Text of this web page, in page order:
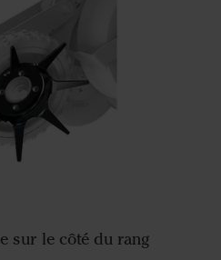
sur le côté du rang